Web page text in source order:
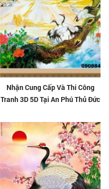
Nhận Cung Cấp Và Thi Công
Tranh 3D 5D Tại An Phú Thủ Đức